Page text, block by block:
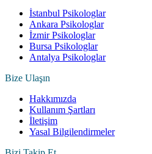
İstanbul Psikologlar
Ankara Psikologlar
İzmir Psikologlar
Bursa Psikologlar
Antalya Psikologlar
Bize Ulaşın
Hakkımızda
Kullanım Şartları
İletişim
Yasal Bilgilendirmeler